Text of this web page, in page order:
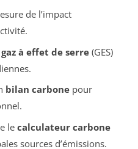
de l’impact
à effet de serre(GES)
bilan carbonepour
le calculateur carbone
sources d’émissions.